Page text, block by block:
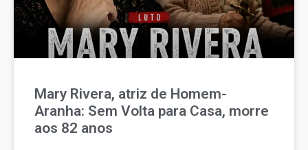
Mary Rivera, atriz de Homem-
Aranha: Sem Volta para Casa, morre
aos 82 anos